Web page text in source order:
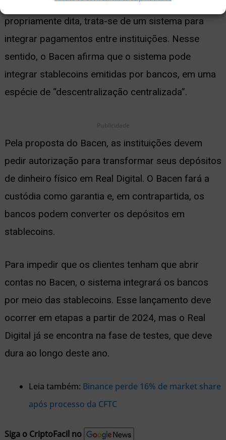
Embora o Real Digital não seja uma moeda
propriamente dita, trata-se de um sistema para
integrar pagamentos entre instituições. Nesse
sentido, o Bacen afirma que o sistema pode
integrar stablecoins emitidas por bancos, em uma
espécie de “descentralização centralizada”.
Publicidade
Pela proposta do Bacen, as instituições devem
pedir autorização para transformar seus depósitos
de dinheiro físico em Real Digital. O Bacen fará a
custódia como garantia e, em contrapartida, os
bancos podem converter os depósitos em
stablecoins.
Para impedir que os clientes tenham que abrir
contas no Bacen, o sistema integrará os bancos
por meio das stablecoins. Esse lançamento deve
ocorrer em etapas a partir de 2024, mas o Real
Digital já se encontra na fase de testes, que deve
dura ao longo deste ano.
Leia também: Binance perde 16% de market share
após processo da CFTC
Siga o CriptoFacil no